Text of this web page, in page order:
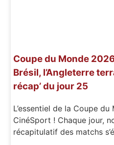
Coupe du Monde
Brésil, l’Angleterre
récap’ du jour 25
L’essentiel de la Coupe
CinéSport ! Chaque jour,
récapitulatif des matchs